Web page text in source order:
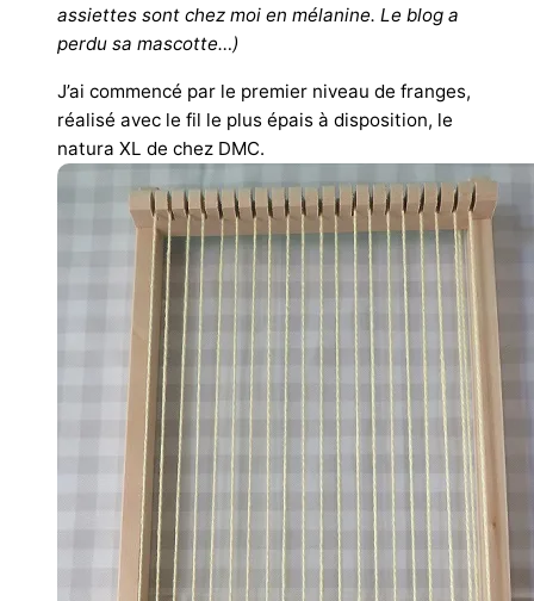
assiettes sont chez moi en mélanine. Le blog a
perdu sa mascotte…)
J’ai commencé par le premier niveau de franges,
réalisé avec le fil le plus épais à disposition, le
natura XL de chez DMC.